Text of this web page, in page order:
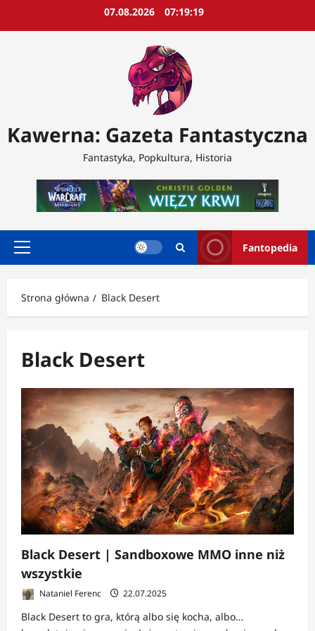
07.08.2026 07:19:20
Kawerna: Gazeta Fantastyczna
Fantastyka, Popkultura, Historia
Menu
Fantopedia
Strona główna Black Desert
Black Desert
Black Desert | Sandboxowe MMO inne niż
wszystkie
Nataniel Ferenc 22.07.2025
Black Desert to gra, którą albo się kocha, albo…